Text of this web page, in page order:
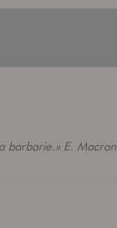
barbarie.» E. Macron